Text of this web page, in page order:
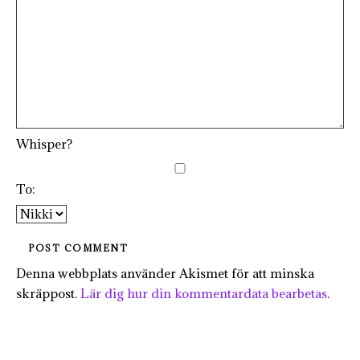
Whisper?
To:
Denna webbplats använder Akismet för att minska
skräppost. Lär dig hur din kommentardata bearbetas.